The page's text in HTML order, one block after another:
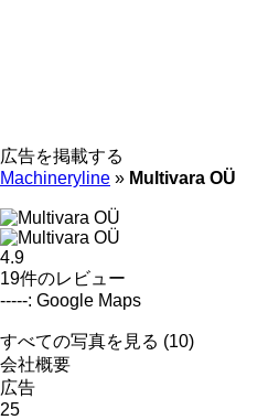
広告を掲載する
Machineryline » Multivara OÜ
4.9
19件のレビュー
-----: Google Maps
すべての写真を見る (10)
会社概要
広告
25